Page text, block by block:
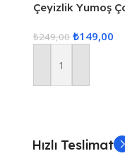
Çeyizlik Yumoş
₺249,00 ₺149,00
Sepete Ekle
Hızlı Teslimat